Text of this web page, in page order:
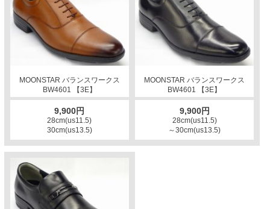
MOONSTAR バランスワークス
BW4601 【3E】
9,900円
28cm(us11.5)
30cm(us13.5)
MOONSTAR バランスワークス
BW4601 【3E】
9,900円
28cm(us11.5)
～30cm(us13.5)